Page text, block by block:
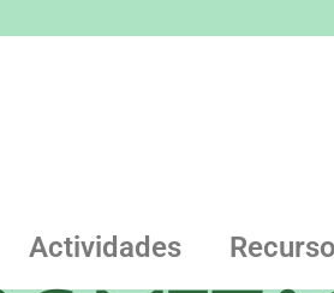
Actividades